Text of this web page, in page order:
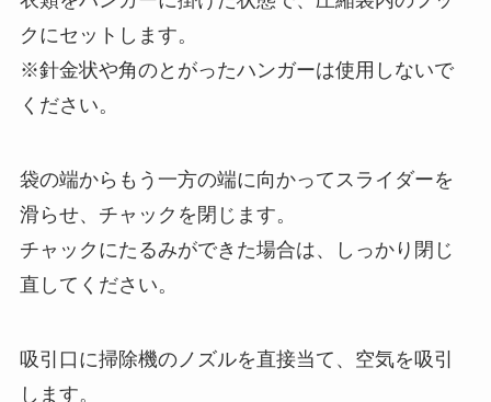
クにセットします。
※針金状や角のとがったハンガーは使用しないで
ください。
袋の端からもう一方の端に向かってスライダーを
滑らせ、チャックを閉じます。
チャックにたるみができた場合は、しっかり閉じ
直してください。
吸引口に掃除機のノズルを直接当て、空気を吸引
します。